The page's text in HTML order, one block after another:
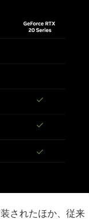
されたほか、従来